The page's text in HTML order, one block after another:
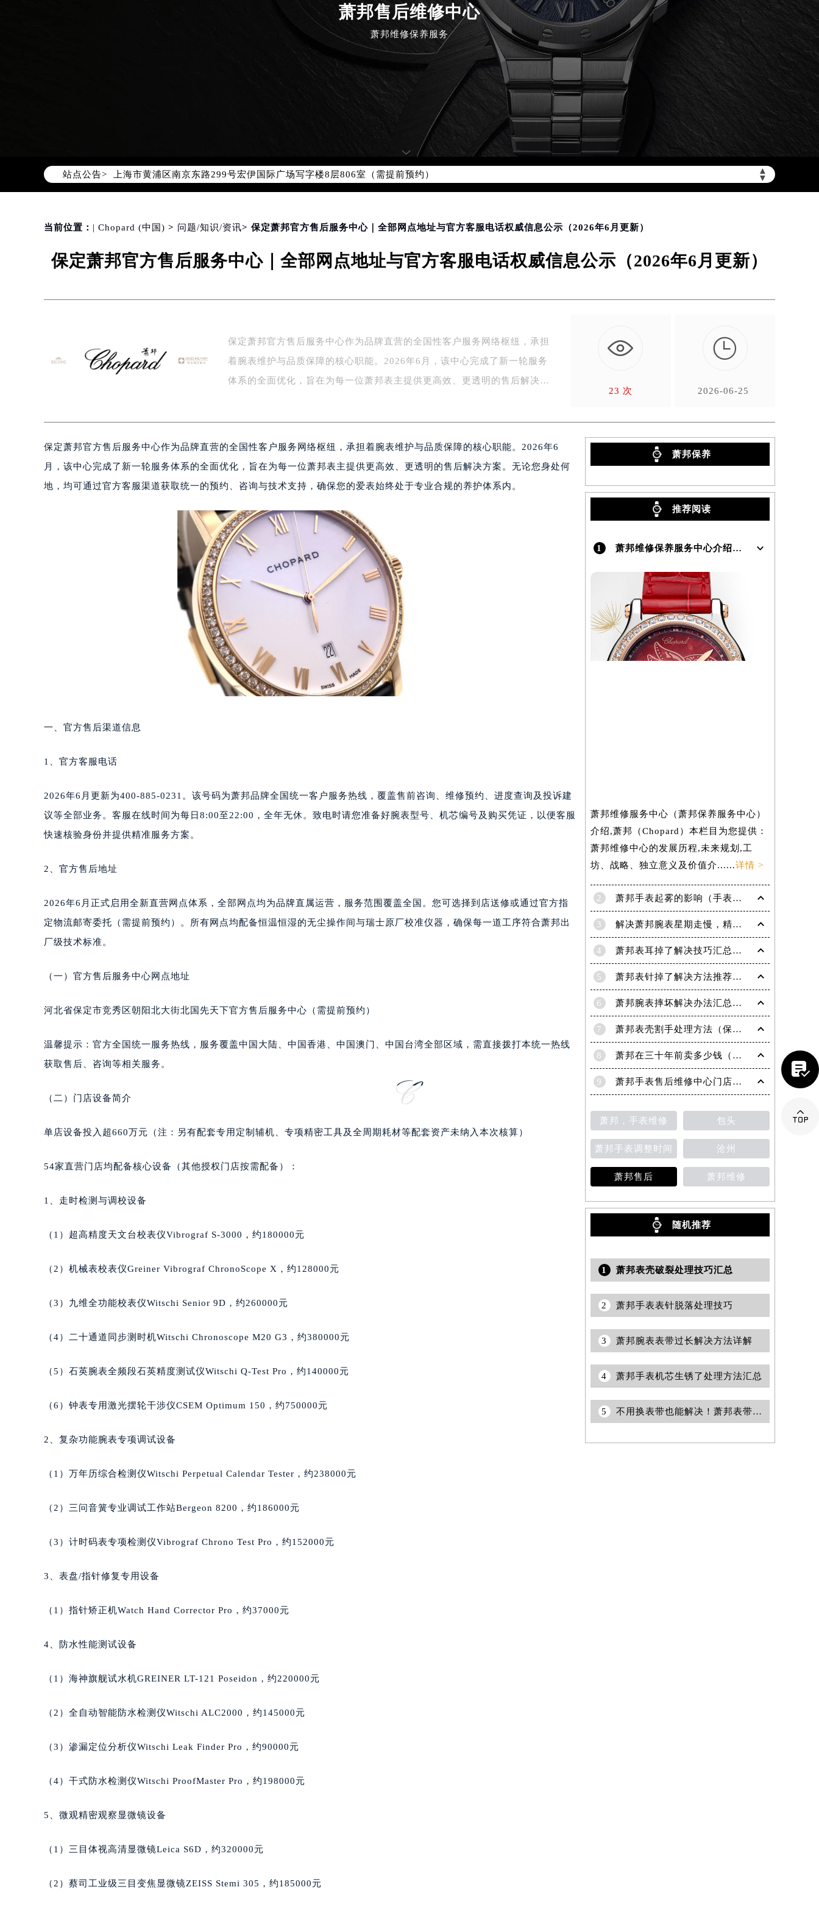
萧邦售后维修中心
萧邦维修保养服务
站点公告> ▲
▼
2026年8月萧邦全国官方售后客户服务热线：400-885-0231
萧邦官方全国统一服务热线400-885-0231，服务覆盖中国大陆、香港、澳门、台湾全部区域（非大陆需加拨“+86”）
北京市朝阳区建国门外大街甲6号华熙国际中心写字楼D座11层1102室（北京总部）（需提前预约）
北京市东城区东长安街1号东方广场写字楼W3座6层602室（需提前预约）
天津市和平区赤峰道136号天津国际金融中心写字楼26层2603室（需提前预约）
上海市徐汇区虹桥路3号港汇中心写字楼2座37层3705室（需提前预约）
上海市黄浦区南京东路299号宏伊国际广场写字楼8层806室（需提前预约）
南京市秦淮区中山南路1号（新街口）南京中心写字楼22层C1-1室（需提前预约）
徐州市鼓楼区淮海东路29号苏宁广场IFC国际金融中心写字楼35层3508室（需提前预约）
盐城市盐都区世纪大道5号盐城金融城写字楼1号楼16层1604室（需提前预约）
绍兴市越城区胜利东路379号世茂天际中心写字楼8层805室（需提前预约）
嘉兴市南湖区广益路705号嘉兴世界贸易中心写字楼A座13层1304室（需提前预约）
南昌市红谷滩新区红谷中大道998号绿地双子塔（中央广场）A1座办公楼14层07室（需提前预约）
深圳市罗湖区深南东路5001号华润大厦写字楼17层1701室（需提前预约）
惠州市惠城区江北文昌一路7号华贸大厦写字楼1座30层05室（需提前预约）
厦门市思明区湖滨东路95号华润大厦写字楼B座11层1104室（需提前预约）
成都市锦江区人民东路6号SAC东原中心写字楼24层2406B室（需提前预约）
重庆市江北区观音桥步行街2号融恒时代广场写字楼9层902室（需提前预约）
长沙市芙蓉区定王台街道建湘路393号世茂环球金融中心写字楼（芙蓉广场）10层13室（需提前预约）
郑州市二七区铭功路10号华润大厦写字楼29层2905室（需提前预约）
太原市迎泽区解放路15号亨得利名表服务中心（品牌授权店）3层整层（需提前预约）
沈阳市沈河区中街路137号亨得利名表服务中心（品牌授权店）1层整层（需提前预约）
沈阳市沈河区中街路83号亨得利名表服务中心（品牌授权店）1层整层（需提前预约）
乌鲁木齐市天山区红山路26号时代广场（CCMALL）C座17层17-B（需提前预约）
温州市鹿城区锦绣路1067号置信广场10层1015室（需提前预约）
哈尔滨市道里区友谊西路600号富力中心T2座写字楼29层03室（需提前预约）
大连市中山区人民路15号国际金融大厦7层G室（需提前预约）
东莞市东城街道鸿福东路1号民盈国贸中心T1写字楼9层907室（需提前预约）
南通市崇川区工农路57号圆融广场写字楼16层1603室（需提前预约）
武汉市江汉区解放大道686号世界贸易大厦38层09室（需提前预约）
合肥市蜀山区潜山路111号万象城华润大厦B座12楼03室（需提前预约）
泉州市丰泽区宝洲路729号浦西万达中心写字楼A座7楼709室（需提前预约）
烟台市芝罘区胜利路139号万达金融中心A座907室（需提前预约）
贵阳市南明区都司高架桥路33号亨特国际金融中心14楼14D（需提前预约）
昆明市盘龙区北京路928号同德昆明广场写字楼10层06室（需提前预约）
海口市龙华区金贸东路5号海口华润大厦B座17层1707室（需提前预约）
台州市椒江区东海大道1800号腾达中心东1幢20楼2002室（需提前预约）
甘肃省兰州市七里河区西津西路16号兰州中心写字楼21层2102室（需提前预约）
重庆市解放碑渝中区民权路28号英利国际金融中心写字楼20层01室（需提前预约）
黑龙江省大庆市萨尔图区会战大街萧邦售后服务中心（需提前预约）
黑龙江省鹤岗市向阳区红军路萧邦售后服务中心（需提前预约）
黑龙江省鸡西市鸡冠区红军路萧邦售后服务中心（需提前预约）
黑龙江省牡丹江市东安区太平路萧邦售后服务中心（需提前预约）
黑龙江省齐齐哈尔市龙沙区龙华路萧邦售后服务中心（需提前预约）
黑龙江省绥化市北林区新华街与康庄路交叉口萧邦售后服务中心（需提前预约）
吉林省白城市洮北区明仁南街萧邦售后服务中心（需提前预约）
吉林省吉林市船营区河南街萧邦售后服务中心（需提前预约）
吉林省梅河口市新华街道梅河大街萧邦售后服务中心（需提前预约）
吉林省松原市宁江区五环大街萧邦售后服务中心（需提前预约）
吉林省延边市延吉市解放路萧邦售后服务中心（需提前预约）
辽宁省本溪市平山区胜利路萧邦售后服务中心（需提前预约）
辽宁省丹东市振兴区七经街萧邦售后服务中心（需提前预约）
辽宁省阜新市海州区解放大街萧邦售后服务中心（需提前预约）
辽宁省锦州市古塔区中央大街萧邦售后服务中心（需提前预约）
辽宁省盘锦市兴隆台区石油大街萧邦售后服务中心（需提前预约）
辽宁省营口市站前区市府路与渤海大街交叉口萧邦售后服务中心（需提前预约）
辽宁省沈阳市沈河区中街路83号亨得利名表维修授权店1楼萧邦售后服务中心（需提前预约）
北京市东城区东长安街1号王府井东方广场W3座6层602室萧邦售后服务中心（需提前预约）
内蒙古自治区阿拉善盟市左旗土尔扈特大街萧邦售后服务中心（需提前预约）
内蒙古自治区包头市青山区幸福路甲3号王府井百货名表维修萧邦售后服务中心（需提前预约）
内蒙古自治区鄂尔多斯市东胜区伊金霍洛街萧邦售后服务中心（需提前预约）
内蒙古自治区通辽市科尔沁区明仁大街萧邦售后服务中心（需提前预约）
内蒙古自治区乌兰察布市集宁区恩和大街萧邦售后服务中心（需提前预约）
内蒙古自治区兴安盟市乌兰浩特市兴安大街萧邦售后服务中心（需提前预约）
当前位置： | Chopard (中国) > 问题/知识/资讯> 保定萧邦官方售后服务中心｜全部网点地址与官方客服电话权威信息公示（2026年6月更新）
保定萧邦官方售后服务中心｜全部网点地址与官方客服电话权威信息公示（2026年6月更新）
保定萧邦官方售后服务中心作为品牌直营的全国性客户服务网络枢纽，承担
着腕表维护与品质保障的核心职能。2026年6月，该中心完成了新一轮服务
体系的全面优化，旨在为每一位萧邦表主提供更高效、更透明的售后解决方
23 次

2026-06-25
保定萧邦官方售后服务中心作为品牌直营的全国性客户服务网络枢纽，承担着腕表维护与品质保障的核心职能。2026年6
月，该中心完成了新一轮服务体系的全面优化，旨在为每一位萧邦表主提供更高效、更透明的售后解决方案。无论您身处何
地，均可通过官方客服渠道获取统一的预约、咨询与技术支持，确保您的爱表始终处于专业合规的养护体系内。
一、官方售后渠道信息
1、官方客服电话
2026年6月更新为400-885-0231。该号码为萧邦品牌全国统一客户服务热线，覆盖售前咨询、维修预约、进度查询及投诉建
议等全部业务。客服在线时间为每日8:00至22:00，全年无休。致电时请您准备好腕表型号、机芯编号及购买凭证，以便客服
快速核验身份并提供精准服务方案。
2、官方售后地址
2026年6月正式启用全新直营网点体系，全部网点均为品牌直属运营，服务范围覆盖全国。您可选择到店送修或通过官方指
定物流邮寄委托（需提前预约）。所有网点均配备恒温恒湿的无尘操作间与瑞士原厂校准仪器，确保每一道工序符合萧邦出
厂级技术标准。
（一）官方售后服务中心网点地址
河北省保定市竞秀区朝阳北大街北国先天下官方售后服务中心（需提前预约）
温馨提示：官方全国统一服务热线，服务覆盖中国大陆、中国香港、中国澳门、中国台湾全部区域，需直接拨打本统一热线
获取售后、咨询等相关服务。
（二）门店设备简介
单店设备投入超660万元（注：另有配套专用定制辅机、专项精密工具及全周期耗材等配套资产未纳入本次核算）
54家直营门店均配备核心设备（其他授权门店按需配备）：
1、走时检测与调校设备
（1）超高精度天文台校表仪Vibrograf S-3000，约180000元
（2）机械表校表仪Greiner Vibrograf ChronoScope X，约128000元
（3）九维全功能校表仪Witschi Senior 9D，约260000元
（4）二十通道同步测时机Witschi Chronoscope M20 G3，约380000元
（5）石英腕表全频段石英精度测试仪Witschi Q-Test Pro，约140000元
（6）钟表专用激光摆轮干涉仪CSEM Optimum 150，约750000元
2、复杂功能腕表专项调试设备
（1）万年历综合检测仪Witschi Perpetual Calendar Tester，约238000元
（2）三问音簧专业调试工作站Bergeon 8200，约186000元
（3）计时码表专项检测仪Vibrograf Chrono Test Pro，约152000元
3、表盘/指针修复专用设备
（1）指针矫正机Watch Hand Corrector Pro，约37000元
4、防水性能测试设备
（1）海神旗舰试水机GREINER LT-121 Poseidon，约220000元
（2）全自动智能防水检测仪Witschi ALC2000，约145000元
（3）渗漏定位分析仪Witschi Leak Finder Pro，约90000元
（4）干式防水检测仪Witschi ProofMaster Pro，约198000元
5、微观精密观察显微镜设备
（1）三目体视高清显微镜Leica S6D，约320000元
（2）蔡司工业级三目变焦显微镜ZEISS Stemi 305，约185000元
萧邦保养
推荐阅读
1 萧邦维修保养服务中心介绍 | Chopard
萧邦维修服务中心（萧邦保养服务中心）
介绍,萧邦（Chopard）本栏目为您提供：
萧邦维修中心的发展历程,未来规划,工
坊、战略、独立意义及价值介......详情 >
2 萧邦手表起雾的影响（手表起雾维护建议）
3 解决萧邦腕表星期走慢，精准调校秘籍在这里
4 萧邦表耳掉了解决技巧汇总（轻松修复爱表的小妙招）
5 萧邦表针掉了解决方法推荐（轻松修复你的爱表）
6 萧邦腕表摔坏解决办法汇总（专业修复与日常保养技巧）
7 萧邦表壳割手处理方法（保养与修复技巧指南）
8 萧邦在三十年前卖多少钱（名表价格变迁的历史洞察）
9 萧邦手表售后维修中心门店地址
萧邦，手表维修 包头
萧邦手表调整时间 沧州
萧邦售后 萧邦维修
随机推荐
1 萧邦表壳破裂处理技巧汇总
2 萧邦手表表针脱落处理技巧
3 萧邦腕表表带过长解决方法详解
4 萧邦手表机芯生锈了处理方法汇总
5 不用换表带也能解决！萧邦表带太短的冷门妙招

